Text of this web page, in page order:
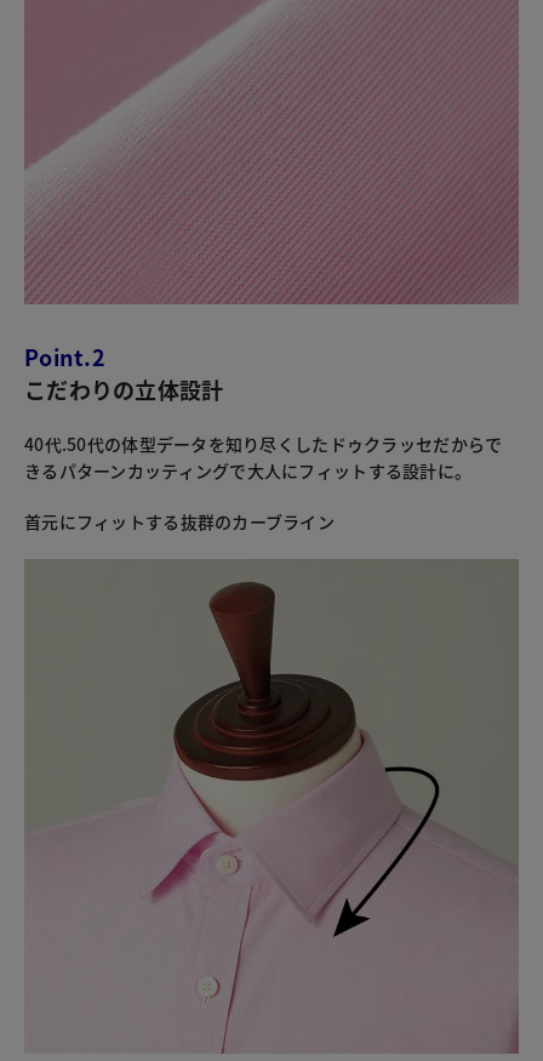
Point.2
こだわりの立体設計
40代.50代の体型データを知り尽くしたドゥクラッセだからで
きるパターンカッティングで大人にフィットする設計に。
首元にフィットする抜群のカーブライン